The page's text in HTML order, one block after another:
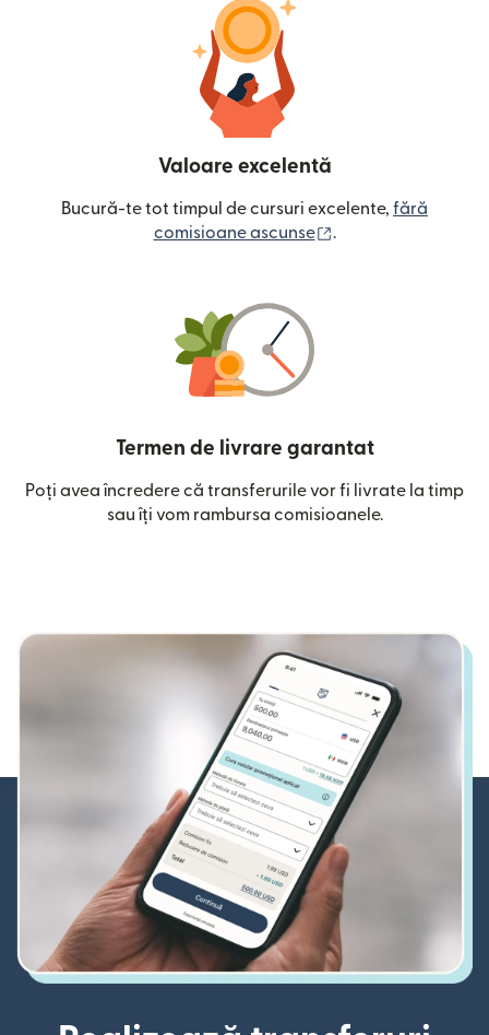
Valoare excelentă
Bucură-te tot timpul de cursuri excelente, fără
comisioane ascunse
.
Termen de livrare garantat
Poți avea încredere că transferurile vor fi livrate la timp
sau îți vom rambursa comisioanele.